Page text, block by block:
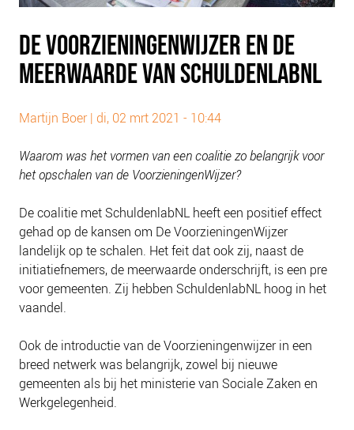
PLINKR NAZORG
SOCIALDEBT
DOORBRAAKMETHODE
COLLECTIEF SCHULDREGELEN
DE VOORZIENINGENWIJZER
OVER ONS
HET TEAM
ONZE PARTNERS
VACATURES
IN DE MEDIA
NIEUWS
BLOGS
DE VOORZIENINGENWIJZER EN DE
MEERWAARDE VAN SCHULDENLABNL
Martijn Boer | di, 02 mrt 2021 - 10:44
Waarom was het vormen van een coalitie zo belangrijk voor
het opschalen van de VoorzieningenWijzer?
De coalitie met SchuldenlabNL heeft een positief effect
gehad op de kansen om De VoorzieningenWijzer
landelijk op te schalen. Het feit dat ook zij, naast de
initiatiefnemers, de meerwaarde onderschrijft, is een pre
voor gemeenten. Zij hebben SchuldenlabNL hoog in het
vaandel.
Ook de introductie van de Voorzieningenwijzer in een
breed netwerk was belangrijk, zowel bij nieuwe
gemeenten als bij het ministerie van Sociale Zaken en
Werkgelegenheid.